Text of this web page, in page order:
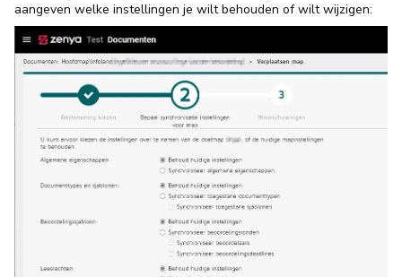
aangeven welke instellingen je wilt behouden of wilt wijzigen: